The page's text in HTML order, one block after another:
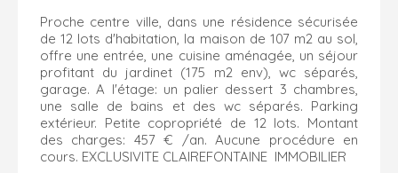
Proche centre ville, dans une résidence sécurisée
de 12 lots d'habitation, la maison de 107 m2 au sol,
offre une entrée, une cuisine aménagée, un séjour
profitant du jardinet (175 m2 env), wc séparés,
garage. A l'étage: un palier dessert 3 chambres,
une salle de bains et des wc séparés. Parking
extérieur. Petite copropriété de 12 lots. Montant
des charges: 457 € /an. Aucune procédure en
cours. EXCLUSIVITE CLAIREFONTAINE IMMOBILIER